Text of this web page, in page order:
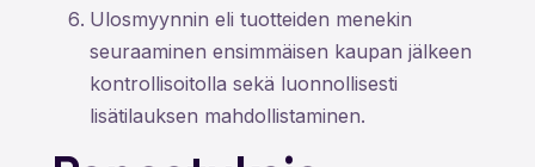
Ulosmyynnin eli tuotteiden menekin
seuraaminen ensimmäisen kaupan jälkeen
kontrollisoitolla sekä luonnollisesti
lisätilauksen mahdollistaminen.